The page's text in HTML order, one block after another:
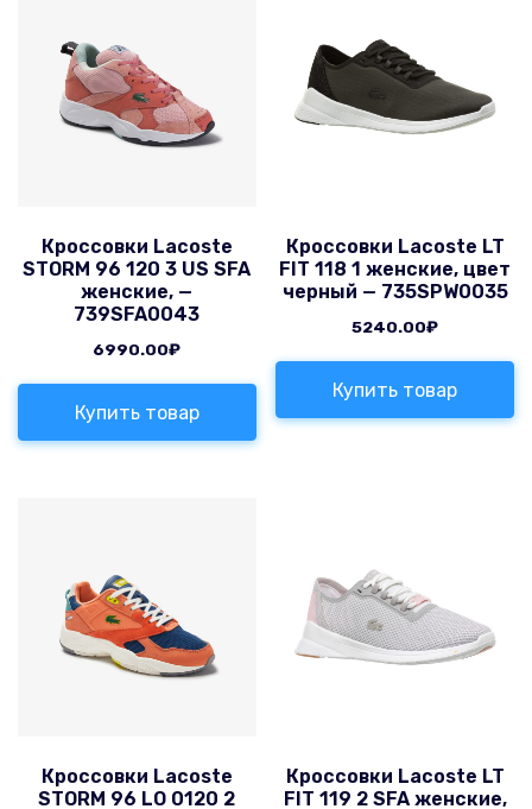
Кроссовки Lacoste
STORM 96 120 3 US SFA
женские, —
739SFA0043
6990.00₽
Купить товар
Кроссовки Lacoste LT
FIT 118 1 женские, цвет
черный — 735SPW0035
5240.00₽
Купить товар
Кроссовки Lacoste
STORM 96 LO 0120 2
Кроссовки Lacoste LT
FIT 119 2 SFA женские,